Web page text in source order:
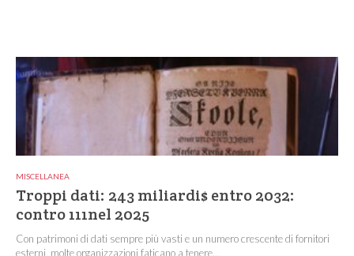
MISCELLANEA
Troppi dati: 243 miliardi$ entro 2032:
contro 111nel 2025
Con patrimoni di dati sempre più vasti e un numero crescente di fornitori
esterni, molte organizzazioni faticano a tenere...